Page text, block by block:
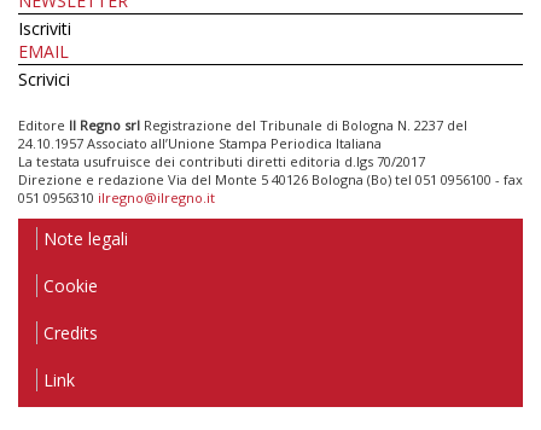
Iscriviti
EMAIL
Scrivici
Editore Il Regno srl Registrazione del Tribunale di Bologna N. 2237 del
24.10.1957 Associato all’Unione Stampa Periodica Italiana
La testata usufruisce dei contributi diretti editoria d.lgs 70/2017
Direzione e redazione Via del Monte 5 40126 Bologna (Bo) tel 051 0956100 - fax
051 0956310 ilregno@ilregno.it
Note legali
Cookie
Credits
Link